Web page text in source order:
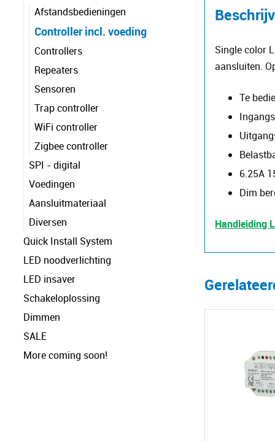
Afstandsbedieningen
Controller incl. voeding
Controllers
Repeaters
Sensoren
Trap controller
WiFi controller
Zigbee controller
SPI - digital
Voedingen
Aansluitmateriaal
Diversen
Quick Install System
LED noodverlichting
LED insaver
Schakeloplossing
Dimmen
SALE
More coming soon!
Single color
aansluiten.
Te
6.25A
Dim
Handleiding